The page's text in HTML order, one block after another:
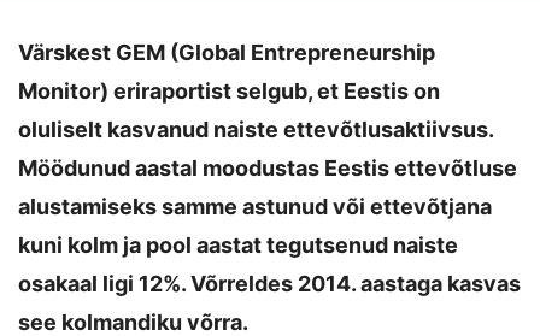
Värskest GEM (Global Entrepreneurship
Monitor) eriraportist selgub, et Eestis on
oluliselt kasvanud naiste ettevõtlusaktiivsus.
Möödunud aastal moodustas Eestis ettevõtluse
alustamiseks samme astunud või ettevõtjana
kuni kolm ja pool aastat tegutsenud naiste
osakaal ligi 12%. Võrreldes 2014. aastaga kasvas
see kolmandiku võrra.